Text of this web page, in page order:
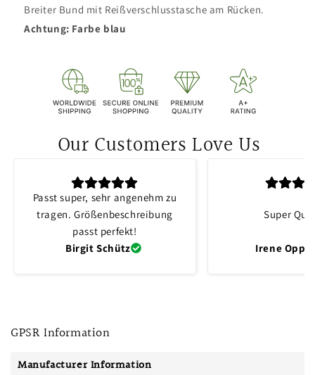
Breiter Bund mit Reißverschlusstasche am Rücken.
Achtung: Farbe blau
Our Customers Love Us
Birgit Schütz
Passt super, sehr angenehm zu
tragen. Größenbeschreibung
passt perfekt!
Irene
Super
GPSR Information
Manufacturer Information